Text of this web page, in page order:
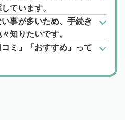
ています。
事が多いため、手続き
知りたいです。
コミ」「おすすめ」って